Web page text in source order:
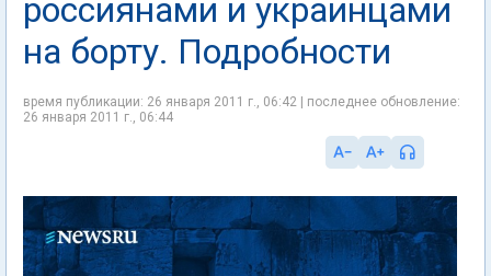
россиянами и украинцами
на борту. Подробности
время публикации: 26 января 2011 г., 06:42 | последнее обновление:
26 января 2011 г., 06:44